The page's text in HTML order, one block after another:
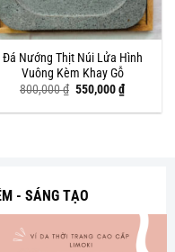
Đá Nướng Thịt Núi Lửa Hình
Vuông Kèm Khay Gỗ
800,000₫ Giá
là:
550,000₫Giá
hiện
tại
- SÁNG TẠO